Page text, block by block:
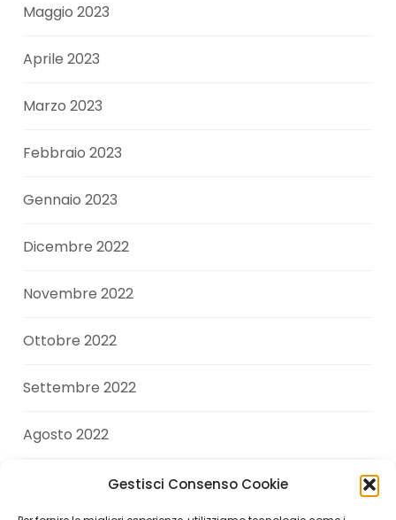
Gestisci Consenso Cookie
Maggio 2023
Aprile 2023
Marzo 2023
Febbraio 2023
Gennaio 2023
Dicembre 2022
Novembre 2022
Ottobre 2022
Settembre 2022
Agosto 2022